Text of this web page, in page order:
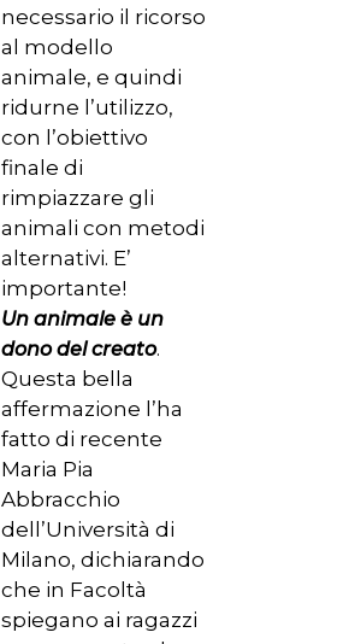
necessario il ricorso
al modello
animale, e quindi
ridurne l’utilizzo,
con l’obiettivo
finale di
rimpiazzare gli
animali con metodi
alternativi. E’
importante!
Un animale è un
dono del creato.
Questa bella
affermazione l’ha
fatto di recente
Maria Pia
Abbracchio
dell’Università di
Milano, dichiarando
che in Facoltà
spiegano ai ragazzi